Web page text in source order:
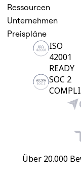
Ressourcen
Unternehmen
Preispläne
ISO
42001
READY
SOC 2
Über 20.000